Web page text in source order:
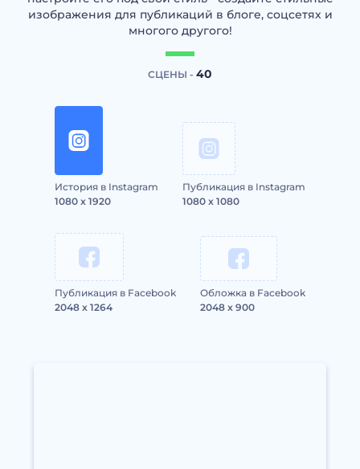
изображения для публикаций в блоге, соцсетях и
многого другого!
СЦЕНЫ - 40
История в Instagram
1080 x 1920
Публикация в Instagram
1080 x 1080
Публикация в Facebook
2048 x 1264
Обложка в Facebook
2048 x 900